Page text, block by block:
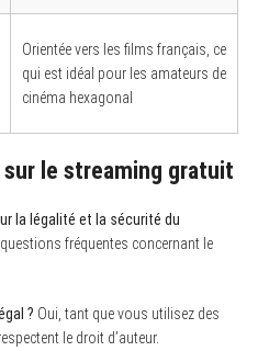
Orientée vers les films français, ce
qui est idéal pour les amateurs de
cinéma hexagonal
le streaming gratuit
la légalité et la sécurité du
fréquentes concernant le
? Oui, tant que vous utilisez des
le droit d’auteur.